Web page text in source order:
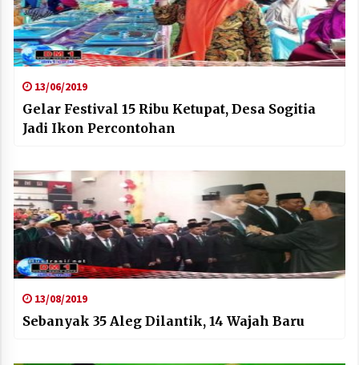
13/06/2019
Gelar Festival 15 Ribu Ketupat, Desa Sogitia
Jadi Ikon Percontohan
13/08/2019
Sebanyak 35 Aleg Dilantik, 14 Wajah Baru